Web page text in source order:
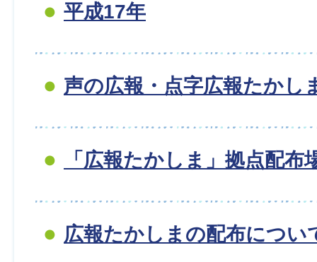
平成17年
声の広報・点字広報たかし
「広報たかしま」拠点配布
広報たかしまの配布につい